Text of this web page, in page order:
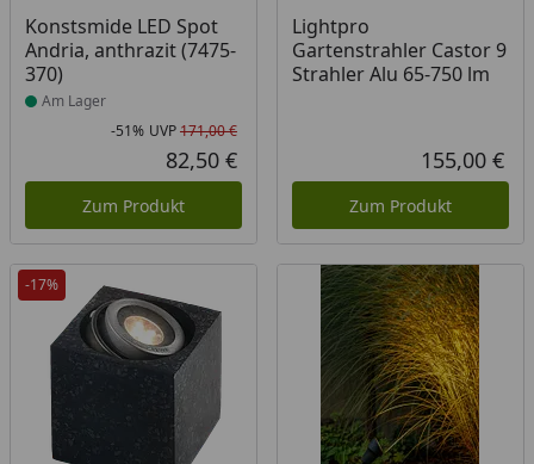
Konstsmide LED Spot
Andria, anthrazit (7475-
370)
Produkt am Lager
Am Lager
Rabatt in Prozent
-51%
Ursprünglicher Preis
UVP171,00 €
Aktueller Preis
82,50 €
Zum Produkt
Lightpro
Gartenstrahler Castor 9
Strahler Alu 65-750 lm
155,00 €
Zum Produkt
-17%